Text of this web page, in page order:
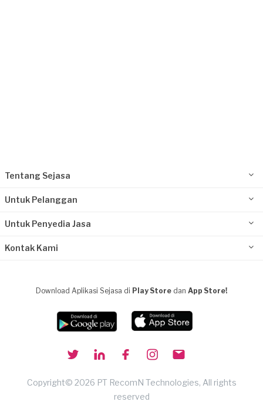
Tentang Sejasa
Untuk Pelanggan
Untuk Penyedia Jasa
Kontak Kami
Download Aplikasi Sejasa di Play Store dan App Store!
Copyright© 2026 PT RecomN Technologies, All rights
reserved